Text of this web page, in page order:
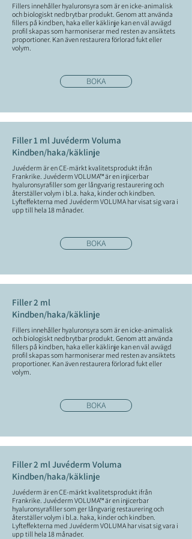
Fillers innehåller hyaluronsyra som är en icke-animalisk
och biologiskt nedbrytbar produkt. Genom att använda
fillers på kindben, haka eller käklinje kan en väl avvägd
profil skapas som harmoniserar med resten av ansiktets
proportioner. Kan även restaurera förlorad fukt eller
volym.
BOKA
Filler 1 ml Juvéderm Voluma
Kindben/haka/käklinje
Juvéderm är en CE-märkt kvalitetsprodukt ifrån
Frankrike. Juvéderm VOLUMA™ är en injicerbar
hyaluronsyrafiller som ger långvarig restaurering och
återställer volym i bl.a. haka, kinder och kindben.
Lyfteffekterna med Juvéderm VOLUMA har visat sig vara i
upp till hela 18 månader.
BOKA
Filler 2 ml
Kindben/haka/käklinje
Fillers innehåller hyaluronsyra som är en icke-animalisk
och biologiskt nedbrytbar produkt. Genom att använda
fillers på kindben, haka eller käklinje kan en väl avvägd
profil skapas som harmoniserar med resten av ansiktets
proportioner. Kan även restaurera förlorad fukt eller
volym.
BOKA
Filler 2 ml Juvéderm Voluma
Kindben/haka/käklinje
Juvéderm är en CE-märkt kvalitetsprodukt ifrån
Frankrike. Juvéderm VOLUMA™ är en injicerbar
hyaluronsyrafiller som ger långvarig restaurering och
återställer volym i bl.a. haka, kinder och kindben.
Lyfteffekterna med Juvéderm VOLUMA har visat sig vara i
upp till hela 18 månader.